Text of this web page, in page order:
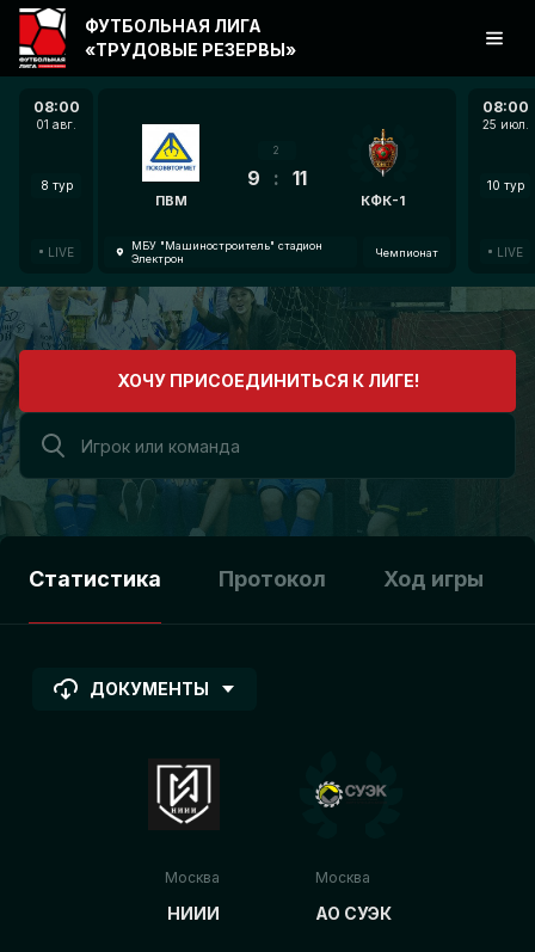
08:00
01 авг.
8 тур
LIVE
ПВМ
2
9 : 11
КФК-1
МБУ "Машиностроитель" стадион
Электрон
Чемпионат
08:00
25 июл.
10 тур
LIVE
ФУТБОЛЬНАЯ ЛИГА
«ТРУДОВЫЕ РЕЗЕРВЫ»
ХОЧУ ПРИСОЕДИНИТЬСЯ К ЛИГЕ!
Статистика Протокол Ход игры
ДОКУМЕНТЫ
Москва
НИИИ
Москва
АО СУЭК